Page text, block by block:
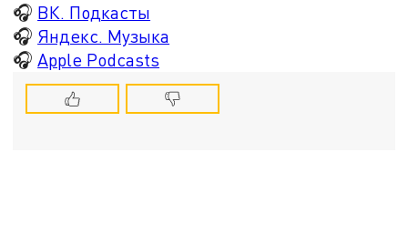
🎧 ВК. Подкасты
🎧 Яндекс. Музыка
🎧 Apple Podcasts